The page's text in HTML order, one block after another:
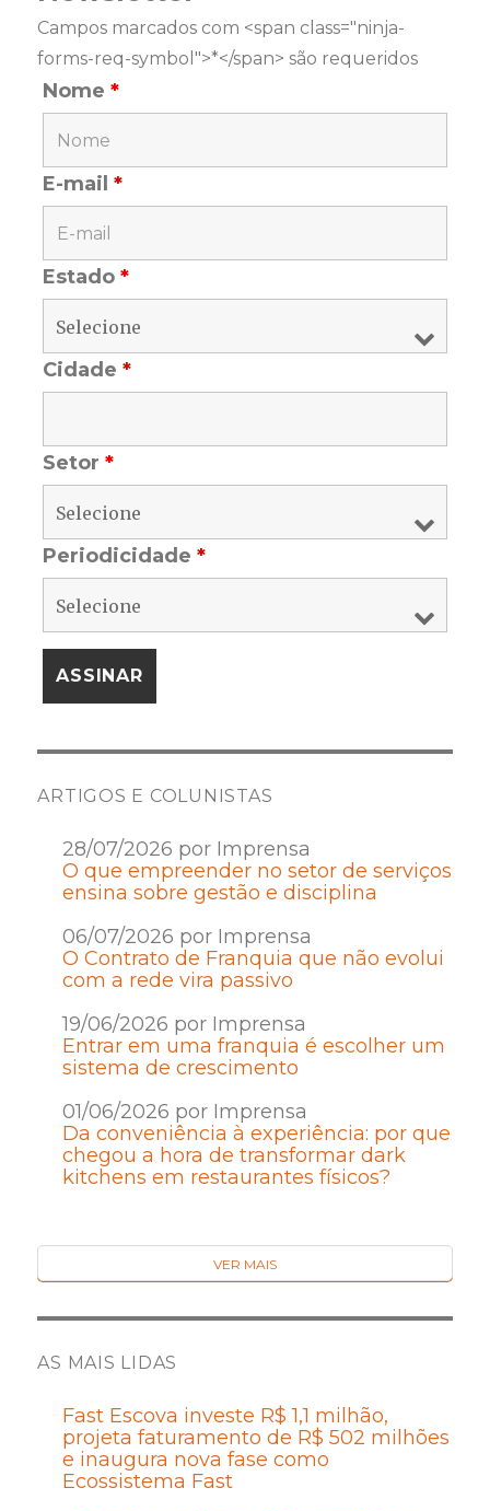
Campos marcados com <span class="ninja-
forms-req-symbol">*</span> são requeridos
Nome*
E-mail*
Estado*
Cidade*
Setor*
Periodicidade*
ARTIGOS E COLUNISTAS
28/07/2026 por Imprensa
O que empreender no setor de serviços
ensina sobre gestão e disciplina
06/07/2026 por Imprensa
O Contrato de Franquia que não evolui
com a rede vira passivo
19/06/2026 por Imprensa
Entrar em uma franquia é escolher um
sistema de crescimento
01/06/2026 por Imprensa
Da conveniência à experiência: por que
chegou a hora de transformar dark
kitchens em restaurantes físicos?
VER MAIS
AS MAIS LIDAS
Fast Escova investe R$ 1,1 milhão,
projeta faturamento de R$ 502 milhões
e inaugura nova fase como
Ecossistema Fast